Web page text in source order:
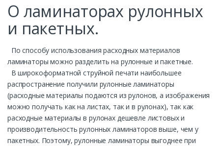
О ламинаторах рулонных
и пакетных.
По способу использования расходных материалов
ламинаторы можно разделить на рулонные и пакетные.
В широкоформатной струйной печати наибольшее
распространение получили рулонные ламинаторы
(расходные материалы подаются из рулонов, а изображения
можно получать как на листах, так и в рулонах), так как
расходные материалы в рулонах дешевле листовых и
производительность рулонных ламинаторов выше, чем у
пакетных. Поэтому, рулонные ламинаторы выгоднее при